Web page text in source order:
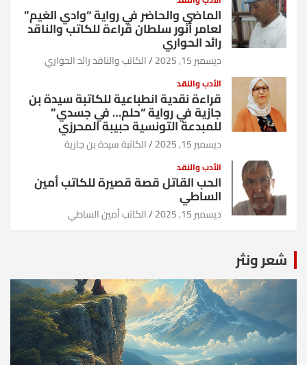
الماضي والحاضر في رواية “وادي الغيم”
لعامر أنور سلطان قراءة للكاتب والناقد
رائد الحواري
ديسمبر 15, 2025 الكاتب والناقد رائد الحواري
الأدب والنقد
قراءة نقدية انطباعية للكاتبة سيدة بن
جازية في رواية “حلم… في جسدي”
للمبدعة التونسية حبيبة المحرزي
ديسمبر 15, 2025 الكاتبة سيدة بن جازية
الأدب والنقد
الحب القاتل قصة قصيرة للكاتب أمين
الساطي
ديسمبر 15, 2025 الكاتب أمين الساطي
شعر ونثر